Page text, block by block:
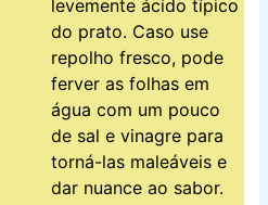
levemente ácido típico
do prato. Caso use
repolho fresco, pode
ferver as folhas em
água com um pouco
de sal e vinagre para
torná-las maleáveis e
dar nuance ao sabor.